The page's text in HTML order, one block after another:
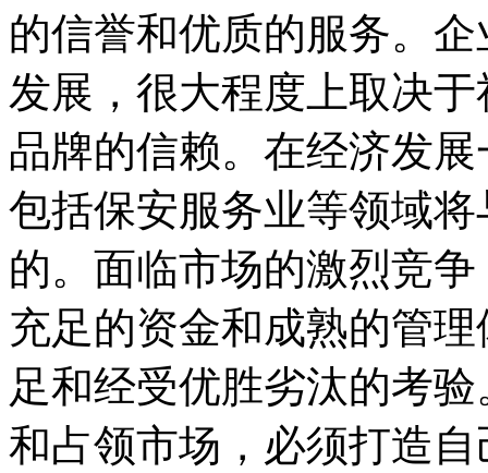
的信誉和优质的服务。
发展，很大程度上取决
品牌的信赖。在经济发
包括保安服务业等领域
的。面临市场的激烈竞
充足的资金和成熟的管
足和经受优胜劣汰的考
和占领市场，必须打造